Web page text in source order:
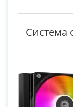
Система